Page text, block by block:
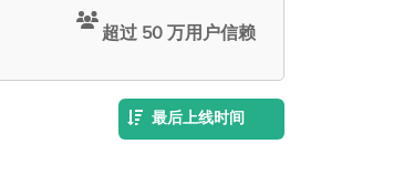
超过 50 万用户信赖
最后上线时间